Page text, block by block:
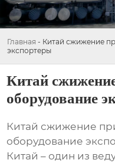
Главная - Китай сжижение
экспортеры
Китай
оборудование
Китай сжижение
оборудование
Китай – один из